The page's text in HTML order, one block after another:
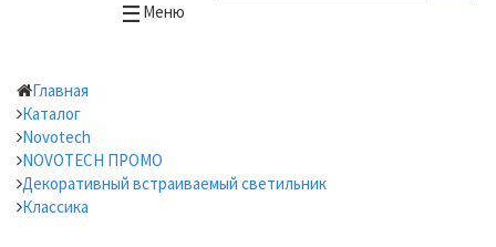
Меню
Главная
Каталог
Novotech
NOVOTECH ПРОМО
Декоративный встраиваемый светильник
Классика